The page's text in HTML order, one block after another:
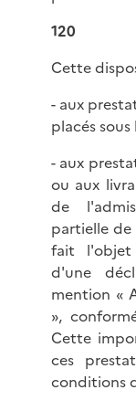
120
Cette
- aux
placés
- aux
ou aux
de
partielle
fait l'objet
d'une
mention «
»,
Cette
ces
conditions